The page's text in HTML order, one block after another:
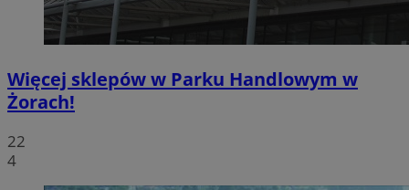
Więcej sklepów w Parku Handlowym w
Żorach!
22
4